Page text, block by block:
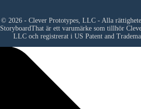
© 2026 - Clever Prototypes, LLC - Alla
StoryboardThat är ett varumärke som tillhör
LLC och registrerat i US Patent and